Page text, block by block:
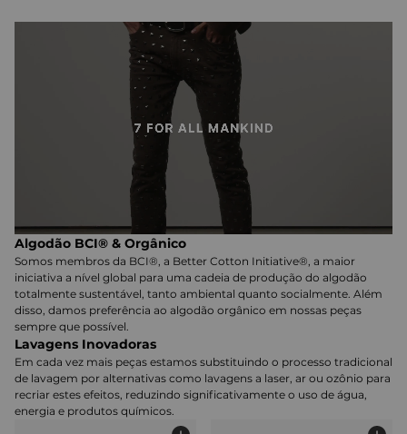
Algodão BCI® & Orgânico
Somos membros da BCI®, a Better Cotton Initiative®, a maior
iniciativa a nível global para uma cadeia de produção do algodão
totalmente sustentável, tanto ambiental quanto socialmente. Além
disso, damos preferência ao algodão orgânico em nossas peças
sempre que possível.
Lavagens Inovadoras
Em cada vez mais peças estamos substituindo o processo tradicional
de lavagem por alternativas como lavagens a laser, ar ou ozônio para
recriar estes efeitos, reduzindo significativamente o uso de água,
energia e produtos químicos.